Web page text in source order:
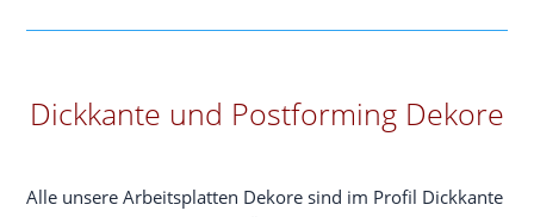
Dickkante und Postforming Dekore
Alle unse­re Arbeits­plat­ten Deko­re sind im Pro­fil Dick­kan­te